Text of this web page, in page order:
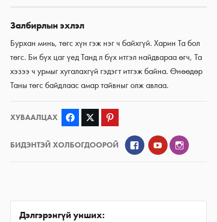
Залбирлын эхлэл
Бурхан минь, төгс хүн гэж нэг ч байхгүй. Харин Та бол
төгс. Би бүх цаг үед Танд л бүх итгэл найдвараа өгч, Та
хэзээ ч урмыг хугалахгүй гэдэгт итгэж байна. Өнөөдөр
Таны төгс байдлаас амар тайвныг олж авлаа.
ХУВААЛЦАХ Facebook Twitter
БИДЭНТЭЙ ХОЛБОГДООРОЙ FacebookYouTube
Дэлгэрэнгүй унших: